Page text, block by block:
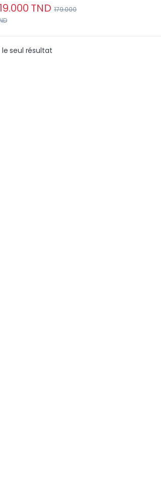
TND 179.000
le seul résultat